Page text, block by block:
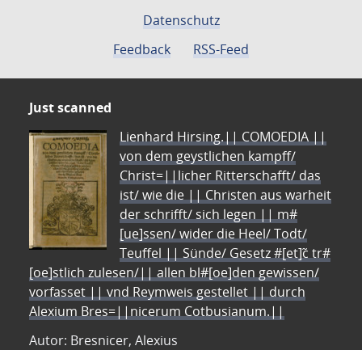
Datenschutz
Feedback
RSS-Feed
Just scanned
Lienhard Hirsing.|| COMOEDIA ||
von dem geystlichen kampff/
Christ=||licher Ritterschafft/ das
ist/ wie die || Christen aus warheit
der schrifft/ sich legen || m#
[ue]ssen/ wider die Heel/ Todt/
Teuffel || Sünde/ Gesetz #[et]c̃ tr#
[oe]stlich zulesen/|| allen bl#[oe]den gewissen/
vorfasset || vnd Reymweis gestellet || durch
Alexium Bres=||nicerum Cotbusianum.||
Autor: Bresnicer, Alexius